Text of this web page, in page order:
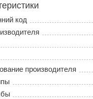
код
производителя